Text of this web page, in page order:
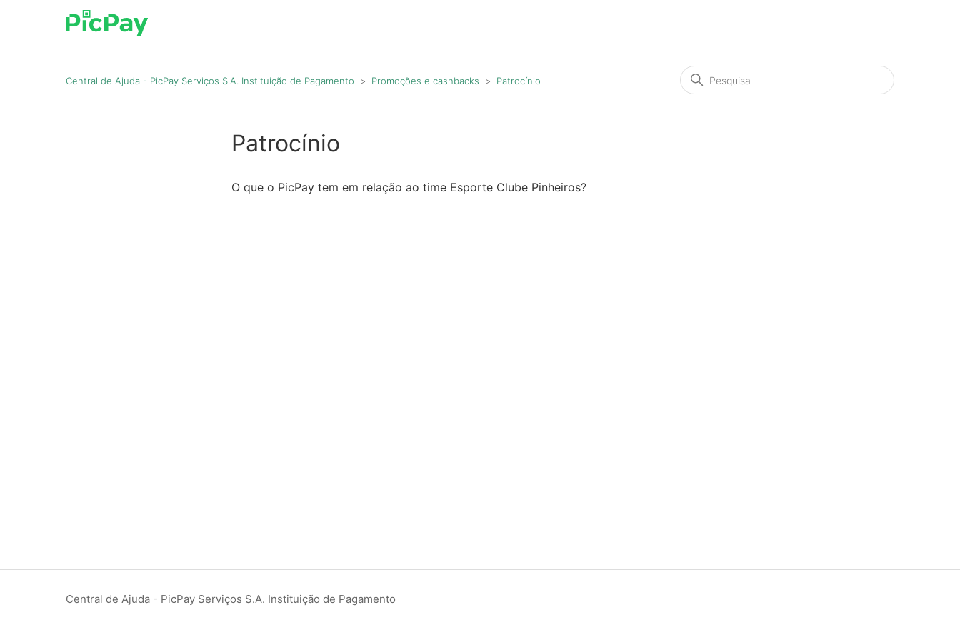
Central de Ajuda - PicPay Serviços S.A. Instituição de Pagamento Promoções e cashbacks Patrocínio
Patrocínio
O que o PicPay tem em relação ao time Esporte Clube Pinheiros?
Central de Ajuda - PicPay Serviços S.A. Instituição de Pagamento